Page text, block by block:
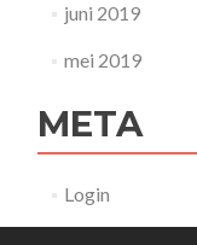
juni 2019
mei 2019
META
Login